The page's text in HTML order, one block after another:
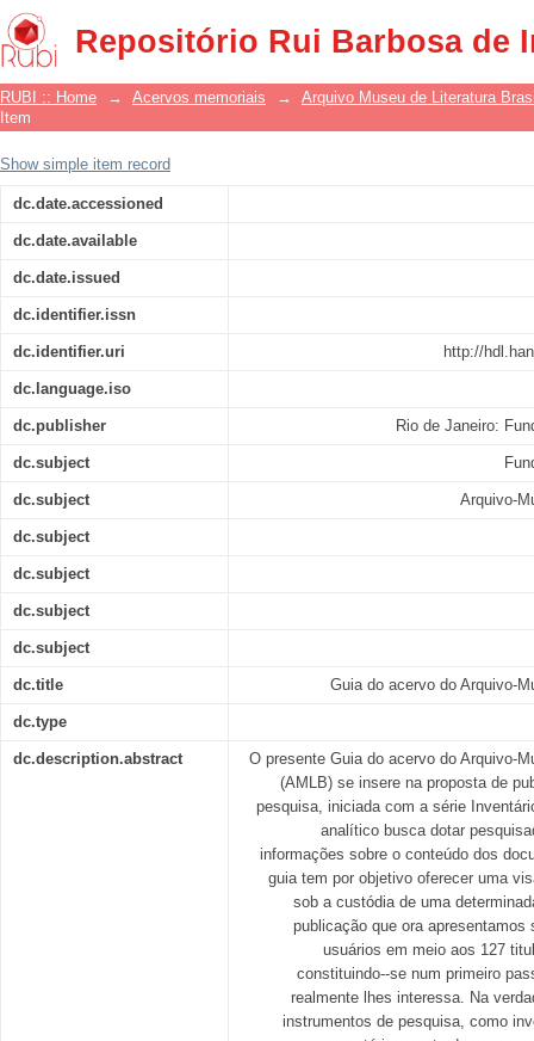
Repositório Rui Barbosa de
Guia do acervo do Arquivo-Museu de
RUBI :: Home → Acervos memoriais →
Arquivo Museu de Literatura
Item
Show simple item record
dc.date.accessioned
dc.date.available
dc.date.issued
dc.identifier.issn
dc.identifier.uri http://
dc.language.iso
dc.publisher Rio de Janeiro:
dc.subject
dc.subject Arquivo-
dc.subject
dc.subject
dc.subject
dc.subject
dc.title Guia do acervo do Arquivo-
dc.type
dc.description.abstract
O presente Guia do acervo do Arquivo-
(AMLB) se insere na proposta de
pesquisa, iniciada com a série
analítico busca dotar
informações sobre o conteúdo dos
guia tem por objetivo oferecer uma
sob a custódia de uma
publicação que ora apresentamos
usuários em meio aos 127
constituindo--se num primeiro
realmente lhes interessa. Na
instrumentos de pesquisa, como